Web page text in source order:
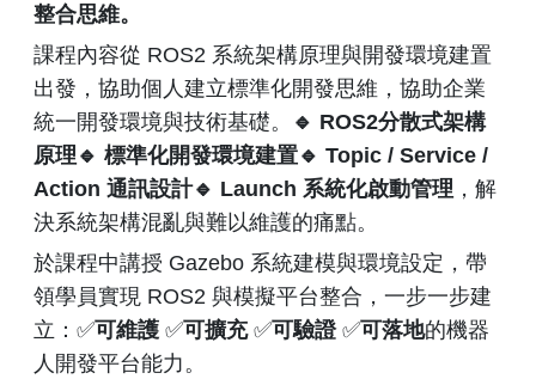
整合思維。
課程內容從 ROS2 系統架構原理與開發環境建置
出發，協助個人建立標準化開發思維，協助企業
統一開發環境與技術基礎。
🔹 ROS2分散式架構
原理 🔹 標準化開發環境建置🔹 Topic / Service /
Action 通訊設計🔹 Launch 系統化啟動管理 ，解
決系統架構混亂與難以維護的痛點。
於課程中講授 Gazebo 系統建模與環境設定，帶
領學員實現 ROS2 與模擬平台整合，一步一步建
立：✅可維護 ✅可擴充 ✅可驗證 ✅可落地的機器
人開發平台能力。